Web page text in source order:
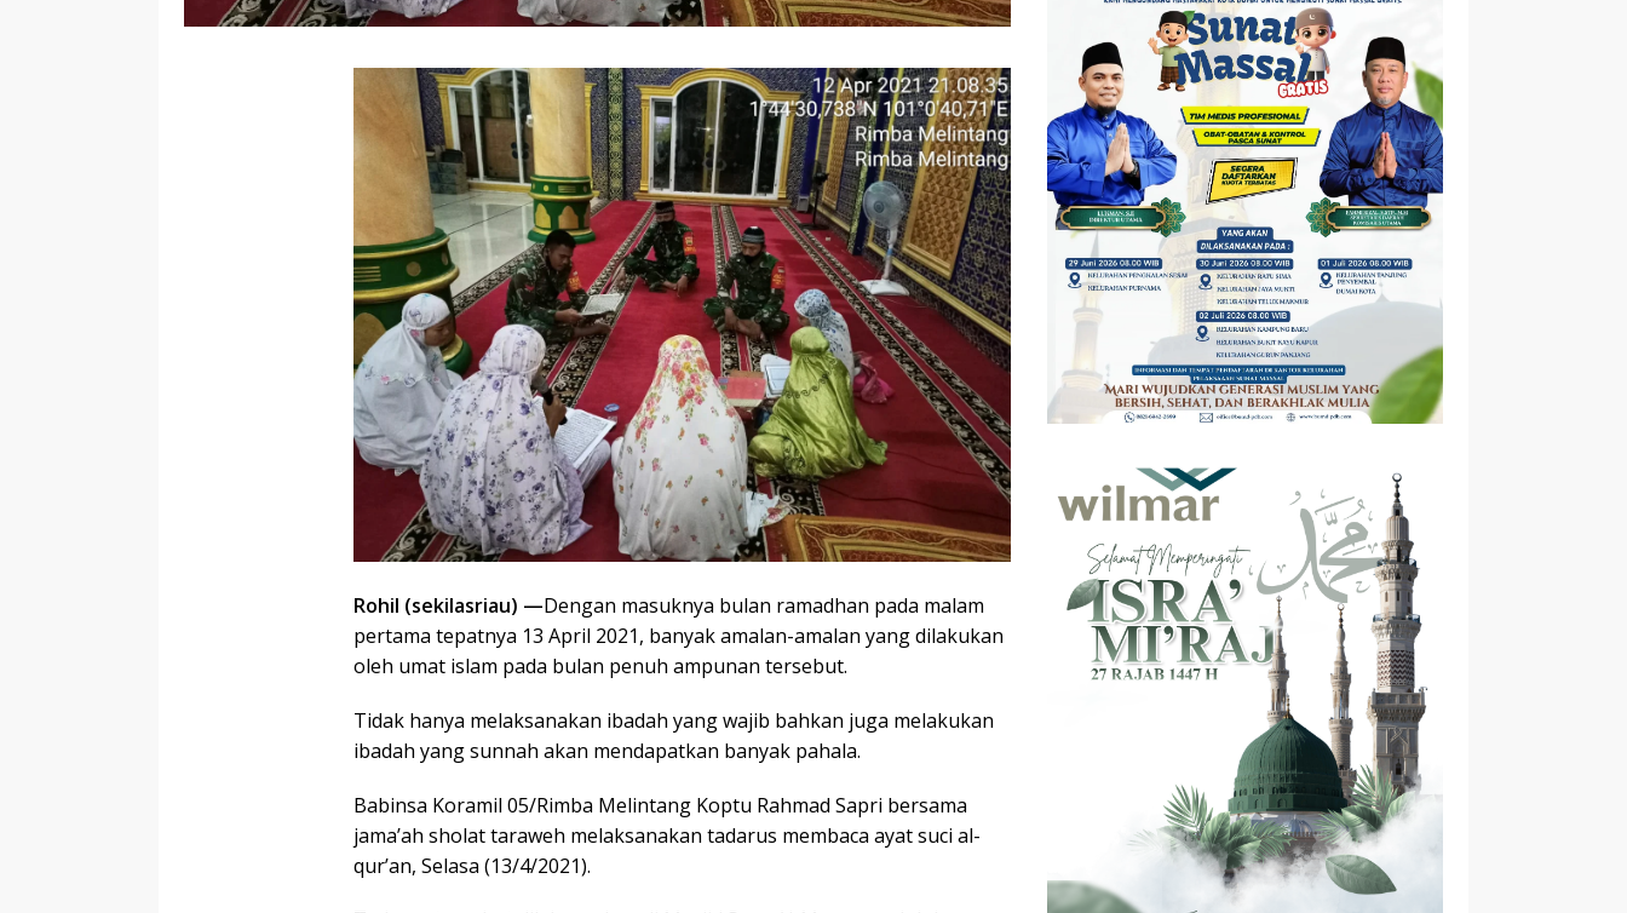
Rohil (sekilasriau) —Dengan masuknya bulan ramadhan pada malam
pertama tepatnya 13 April 2021, banyak amalan-amalan yang dilakukan
oleh umat islam pada bulan penuh ampunan tersebut.
Tidak hanya melaksanakan ibadah yang wajib bahkan juga melakukan
ibadah yang sunnah akan mendapatkan banyak pahala.
Babinsa Koramil 05/Rimba Melintang Koptu Rahmad Sapri bersama
jama’ah sholat taraweh melaksanakan tadarus membaca ayat suci al-
qur’an, Selasa (13/4/2021).